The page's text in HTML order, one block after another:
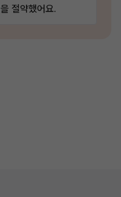
을 절약했어요.